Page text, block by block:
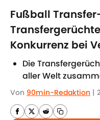
Fußball
Konkurrenz bei
Die
aller Welt
Von 90min-Redaktion |